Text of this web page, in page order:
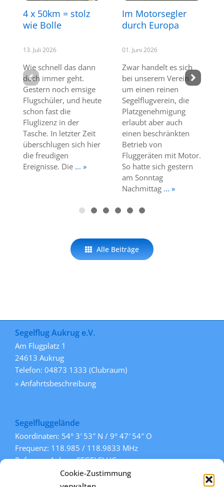
Cookie-Zustimmung
4 x 50km = stolz
wie Bolle
13. Juli 2026
Wie schnell das dann
doch immer geht.
Gestern noch emsige
Flugschüler, und heute
schon fast die
Fluglizenz in der
Tasche. In letzter Zeit
überschlugen sich hier
die freudigen
Ereignisse. Die... »
Im Motorsegler
durch Europa
01. Juni 2026
Zwar handelt es sich
bei unserem Verein
um einen reinen
Segelflugverein, die
Platzgenehmigung
erlaubt aber auch
einen beschränkten
Betrieb von
Fluggeräten mit Motor.
So hatte sich gestern
am Sonntag
Nachmittag ... »
Alle Beiträge
Segelflug Aukrug e.V.
Am Flugplatz 1
24613 Aukrug
Telefon: 04873 1333 (Clubraum)
» Anfahrtsbeschreibung
Segelfluggelände
Koordinaten: 54° 3′ 53″ N / 9° 47′ 54″ O
Frequenz: 118.985 / 118.9833 MHz
Rufname: Aukrug SEGELFLUG
Pisten: 108° / 288° (Gras)